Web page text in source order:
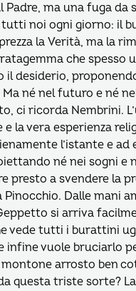
Padre, ma una fuga da
noi ogni giorno: il
la Verità, ma la
che spesso
il desiderio,
né nel futuro e né
ci ricorda Nembrini.
la vera esperienza
l’istante e ad
né nei sogni e
presto a svendere la
Dalle mani
si arriva
vede tutti i burattini
infine vuole bruciarlo
arrosto ben
questa triste sorte?